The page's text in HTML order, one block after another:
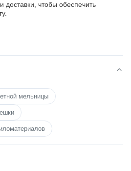
доставки, чтобы обеспечить
мельницы